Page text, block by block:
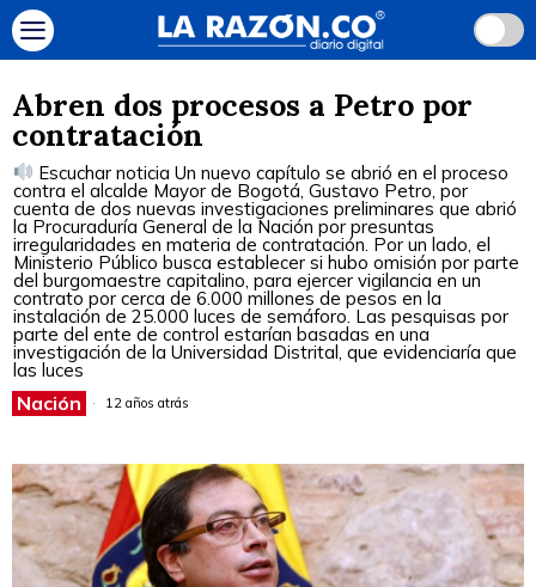
Abren dos procesos a Petro por
contratación
Escuchar noticia Un nuevo capítulo se abrió en el proceso
contra el alcalde Mayor de Bogotá, Gustavo Petro, por
cuenta de dos nuevas investigaciones preliminares que abrió
la Procuraduría General de la Nación por presuntas
irregularidades en materia de contratación. Por un lado, el
Ministerio Público busca establecer si hubo omisión por parte
del burgomaestre capitalino, para ejercer vigilancia en un
contrato por cerca de 6.000 millones de pesos en la
instalación de 25.000 luces de semáforo. Las pesquisas por
parte del ente de control estarían basadas en una
investigación de la Universidad Distrital, que evidenciaría que
las luces
Nación 12 años atrás